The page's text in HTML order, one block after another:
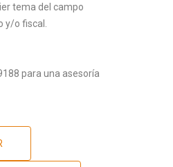
tema del campo
y/o fiscal.
para una asesoría